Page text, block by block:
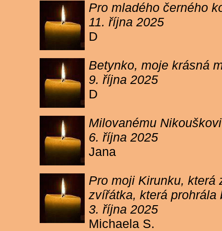
Pro mladého černého
11. října 2025
D
Betynko, moje krásná
9. října 2025
D
Milovanému
6. října 2025
Jana
Pro moji Kirunku, která
zvířátka, která prohrála
3. října 2025
Michaela S.